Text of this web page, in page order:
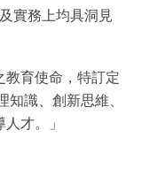
實務上均具洞見
教育使命，特訂定
識、創新思維、
才。」